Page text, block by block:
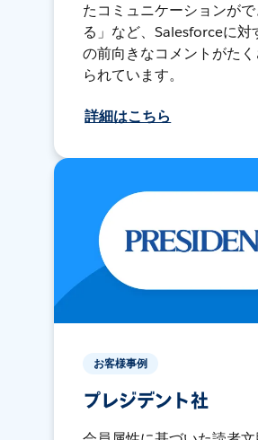
たコミュニケーションが
る」など、Salesforceに対
の前向きなコメントがた
られています。
詳細はこちら
お客様事例
プレジデント社